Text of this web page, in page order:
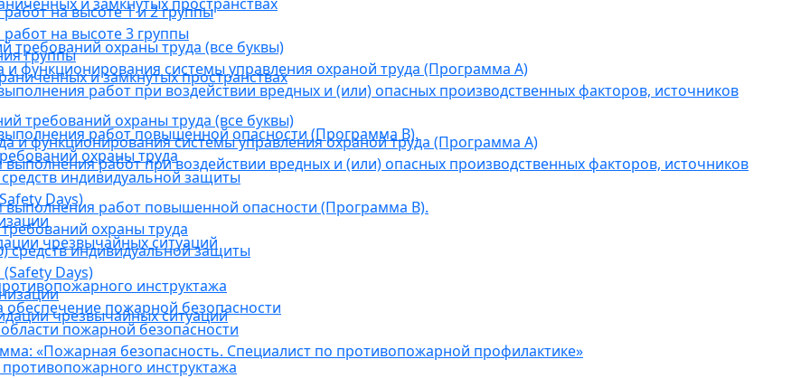
требований охраны труда (все буквы)
функционирования системы управления охраной труда (Программа А)
работ при воздействии вредных и (или) опасных производственных факторов, источников
работ повышенной опасности (Программа В).
охраны труда
индивидуальной защиты
Days)
чрезвычайных ситуаций
инструктажа
пожарной безопасности
пожарной безопасности
«Пожарная безопасность. Специалист по противопожарной профилактике»
на высоте 1 и 2 группы
на высоте 3 группы
группы
и замкнутых пространствах
требований охраны труда (все буквы)
и функционирования системы управления охраной труда (Программа А)
работ при воздействии вредных и (или) опасных производственных факторов, источников
работ повышенной опасности (Программа В).
охраны труда
индивидуальной защиты
Days)
чрезвычайных ситуаций
инструктажа